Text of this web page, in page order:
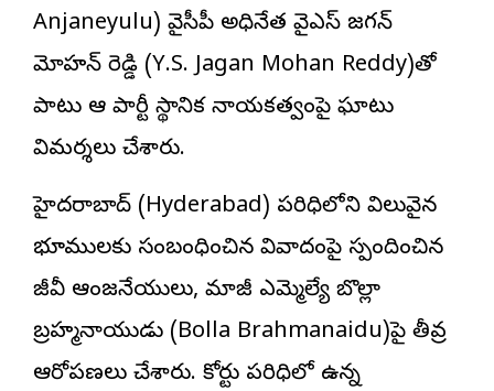
Anjaneyulu) వైసీపీ అధినేత వైఎస్ జగన్
మోహన్ రెడ్డి (Y.S. Jagan Mohan Reddy)తో
పాటు ఆ పార్టీ స్థానిక నాయకత్వంపై ఘాటు
విమర్శలు చేశారు.
హైదరాబాద్ (Hyderabad) పరిధిలోని విలువైన
భూములకు సంబంధించిన వివాదంపై స్పందించిన
జీవీ ఆంజనేయులు, మాజీ ఎమ్మెల్యే బొల్లా
బ్రహ్మనాయుడు (Bolla Brahmanaidu)పై తీవ్ర
ఆరోపణలు చేశారు. కోర్టు పరిధిలో ఉన్న